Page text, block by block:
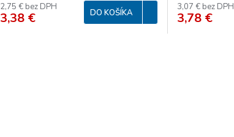
2,75 € bez DPH
3,38 € DO KOŠÍKA
3,07 € bez DPH
3,78 €